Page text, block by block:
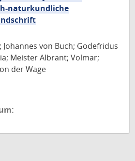
naturkundliche
Johannes von Buch; Godefridus
Meister Albrant; Volmar;
der Wage